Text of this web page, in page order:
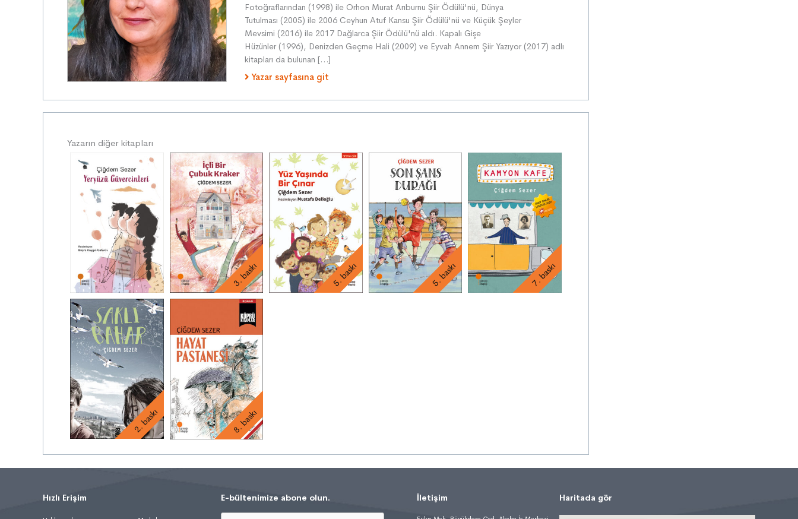
Fotoğraflarından (1998) ile Orhon Murat Arıburnu Şiir Ödülü'nü, Dünya
Tutulması (2005) ile 2006 Ceyhun Atuf Kansu Şiir Ödülü'nü ve Küçük Şeyler
Mevsimi (2016) ile 2017 Dağlarca Şiir Ödülü'nü aldı. Kapalı Gişe
Hüzünler (1996), Denizden Geçme Hali (2009) ve Eyvah Annem Şiir Yazıyor (2017) adlı
kitapları da bulunan […]
Yazar sayfasına git
Yazarın diğer kitapları
3. baskı 5. baskı 5. baskı 7. baskı
2. baskı 8. baskı
Hızlı Erişim E-bültenimize abone olun. İletişim Haritada gör